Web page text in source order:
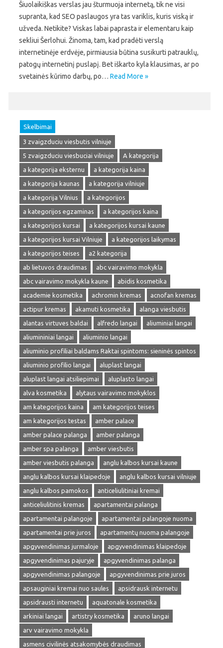
Šiuolaikiškas verslas jau šturmuoja internetą, tik ne visi
supranta, kad SEO paslaugos yra tas variklis, kuris viską ir
užveda. Netikite? Viskas labai paprasta ir elementaru kaip
sekliui Šerlohui. Žinoma, tam, kad pradėti verslą
internetinėje erdvėje, pirmiausia būtina susikurti patrauklų,
patogų internetinį puslapį. Bet iškarto kyla klausimas, ar po
svetainės kūrimo darbų, po… Read More »
Skelbimai
3 zvaigzduciu viesbutis vilniuje
5 zvaigzduciu viesbuciai vilniuje
A kategorija
a kategorija eksternu
a kategorija kaina
a kategorija kaunas
a kategorija vilniuje
a kategorija Vilnius
a kategorijos
a kategorijos egzaminas
a kategorijos kaina
a kategorijos kursai
a kategorijos kursai kaune
a kategorijos kursai Vilniuje
a kategorijos laikymas
a kategorijos teises
a2 kategorija
ab lietuvos draudimas
abc vairavimo mokykla
abc vairavimo mokykla kaune
abidis kosmetika
academie kosmetika
achromin kremas
acnofan kremas
actipur kremas
akamuti kosmetika
alanga viesbutis
alantas virtuves baldai
alfredo langai
aliuminiai langai
aliumininiai langai
aliuminio langai
aliuminio profiliai baldams Raktai spintoms: sieninės spintos
aliuminio profilio langai
aluplast langai
aluplast langai atsiliepimai
aluplasto langai
alva kosmetika
alytaus vairavimo mokyklos
am kategorijos kaina
am kategorijos teises
am kategorijos testas
amber palace
amber palace palanga
amber palanga
amber spa palanga
amber viesbutis
amber viesbutis palanga
anglu kalbos kursai kaune
anglu kalbos kursai klaipedoje
anglu kalbos kursai vilniuje
anglu kalbos pamokos
anticeliulitiniai kremai
anticeliulitinis kremas
apartamentai palanga
apartamentai palangoje
apartamentai palangoje nuoma
apartamentai prie juros
apartamentų nuoma palangoje
apgyvendinimas jurmaloje
apgyvendinimas klaipedoje
apgyvendinimas pajuryje
apgyvendinimas palanga
apgyvendinimas palangoje
apgyvendinimas prie juros
apsauginiai kremai nuo saules
apsidrausk internetu
apsidrausti internetu
aquatonale kosmetika
arkiniai langai
artistry kosmetika
aruno langai
arv vairavimo mokykla
asmens civilinės atsakomybės draudimas